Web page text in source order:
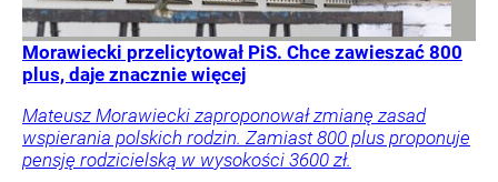
Morawiecki przelicytował PiS. Chce zawieszać 800
plus, daje znacznie więcej
Mateusz Morawiecki zaproponował zmianę zasad
wspierania polskich rodzin. Zamiast 800 plus proponuje
pensję rodzicielską w wysokości 3600 zł.